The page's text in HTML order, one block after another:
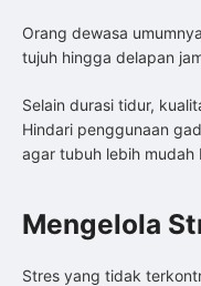
Orang dewasa
tujuh hingga delapan
Selain durasi tidur,
Hindari penggunaan
agar tubuh lebih mudah
Mengelola
Stres yang tidak